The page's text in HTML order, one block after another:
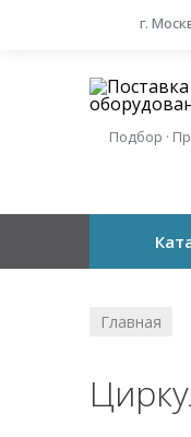
г.
Подбор ·
Главная